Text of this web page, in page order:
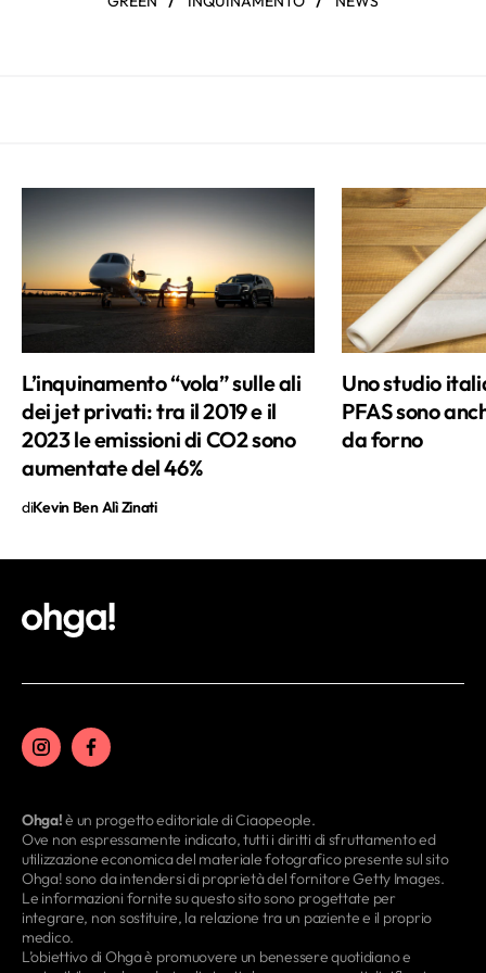
L’inquinamento “vola” sulle ali
dei jet privati: tra il 2019 e il
2023 le emissioni di CO2 sono
aumentate del 46%
diKevin Ben Alì Zinati
Uno studio
PFAS sono
da forno
Ohga!è un progetto editoriale di Ciaopeople.
Ove non espressamente indicato, tutti i diritti di sfruttamento ed
utilizzazione economica del materiale fotografico presente sul sito
Ohga! sono da intendersi di proprietà del fornitore Getty Images.
Le informazioni fornite su questo sito sono progettate per
integrare, non sostituire, la relazione tra un paziente e il proprio
medico.
L’obiettivo di Ohga è promuovere un benessere quotidiano e